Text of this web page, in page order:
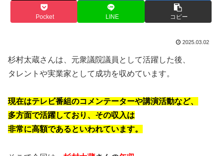
Pocket LINE コピー
2025.03.02
杉村太蔵さんは、元衆議院議員として活躍した後、
タレントや実業家として成功を収めています。
現在はテレビ番組のコメンテーターや講演活動など、
多方面で活躍しており、その収入は
非常に高額であるといわれています。